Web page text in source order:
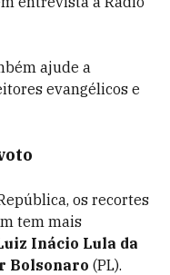
ajude a
evangélicos e
os recortes
tem mais
Inácio Lula da
Bolsonaro (PL).